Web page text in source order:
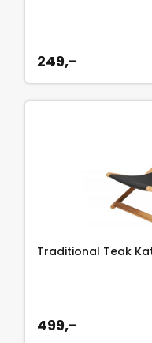
249,-
Traditional Teak
499,-